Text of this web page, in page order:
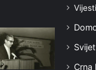
Vijesti
Svijet
Crna